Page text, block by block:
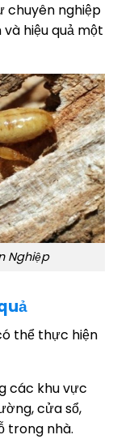
chuyên nghiệp
hiệu quả một
Nghiệp
thể thực hiện
các khu vực
cửa sổ,
trong nhà.